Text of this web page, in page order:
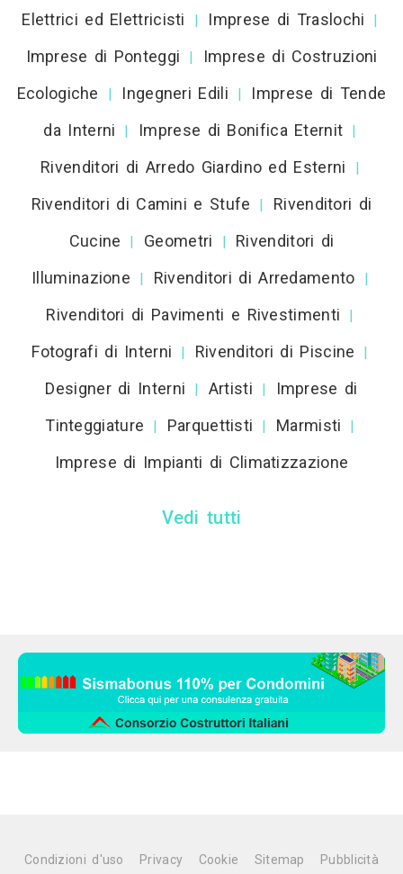
Elettrici ed Elettricisti
| Imprese di Traslochi |
Imprese di Ponteggi |
Imprese di Costruzioni
Ecologiche
| Ingegneri Edili |
Imprese di Tende
da Interni
| Imprese di Bonifica Eternit |
Rivenditori di Arredo Giardino ed Esterni |
Rivenditori di Camini e Stufe |
Rivenditori di
Cucine
| Geometri |
Rivenditori di
Illuminazione
| Rivenditori di Arredamento |
Rivenditori di Pavimenti e Rivestimenti |
Fotografi di Interni | Rivenditori di Piscine |
Designer di Interni | Artisti |
Imprese di
Tinteggiature
| Parquettisti | Marmisti |
Imprese di Impianti di Climatizzazione
Vedi tutti
Condizioni d'uso Privacy Cookie Sitemap Pubblicità